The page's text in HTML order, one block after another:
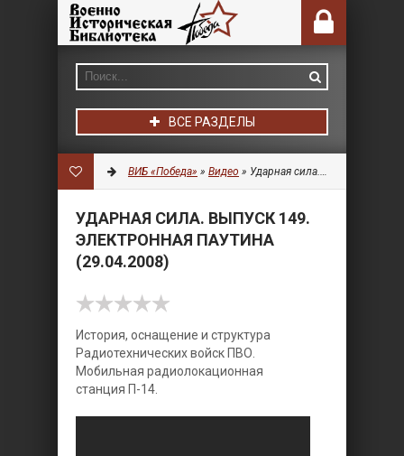
ВСЕ РАЗДЕЛЫ
ВИБ «Победа» » Видео » Ударная сила. Выпуск 149. Электронная паутина (29.04.2008)
УДАРНАЯ СИЛА. ВЫПУСК 149.
ЭЛЕКТРОННАЯ ПАУТИНА
(29.04.2008)
История, оснащение и структура
Радиотехнических войск ПВО.
Мобильная радиолокационная
станция П-14.